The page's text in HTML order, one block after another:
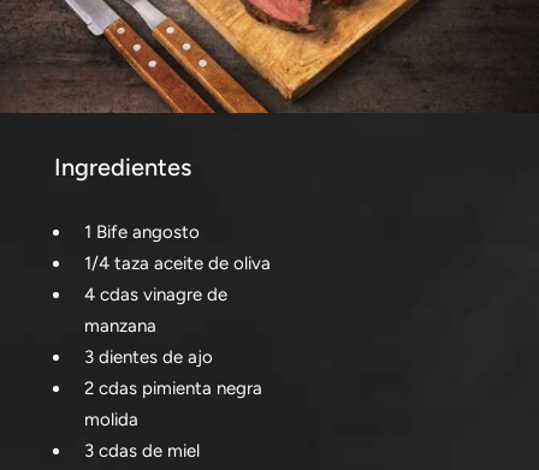
Ingredientes
1 Bife angosto
1/4 taza aceite de oliva
4 cdas vinagre de
manzana
3 dientes de ajo
2 cdas pimienta negra
molida
3 cdas de miel